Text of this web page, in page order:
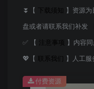
⏬【
下载须知
】资源
盘或者请联系我们补发
✅ 【 注意事项 】内容
💖【 联系我们 】人工服
付费资源